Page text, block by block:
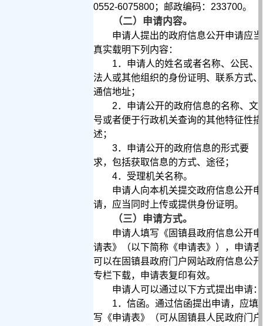
0552-6075800；邮政编码： 233700。
（二）申请内容。
申请人提出的政府信息公开申请应当
真实载明下列内容：
1．申请人的姓名或者名称、公民、
法人或其他组织的身份证明、联系方式、
通信地址；
2．申请公开的政府信息的名称、文
号或者便于行政机关查询的其他特征性描
述；
3．申请公开的政府信息的形式要
求，包括获取信息的方式、途径；
4．受理机关名称。
申请人向本机关提交政府信息公开申
请，应当同时上传或提供身份证明。
（三）申请方式。
申请人填写《固镇县政府信息公开申
请表》（以下简称《申请表》），申请表
可以在固镇县政府门户网站政府信息公开
专栏下载，申请表复印有效。
申请人可以通过以下方式提出申请：
1．信函。通过信函提出申请，应填
写《申请表》（可从固镇县人民政府门户